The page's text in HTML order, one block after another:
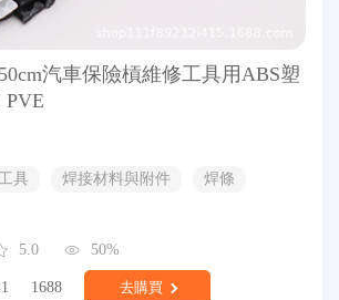
汽車保險槓維修工具用ABS塑
PVE
具 焊接材料與附件 焊條
5.0 50%
1688 去購買